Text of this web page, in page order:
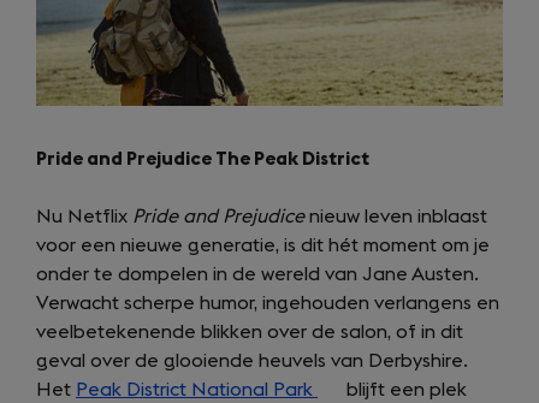
Pride and Prejudice The Peak District
Nu Netflix Pride and Prejudicenieuw leven inblaast
voor een nieuwe generatie, is dit hét moment om je
onder te dompelen in de wereld van Jane Austen.
Verwacht scherpe humor, ingehouden verlangens en
veelbetekenende blikken over de salon, of in dit
geval over de glooiende heuvels van Derbyshire.
Het Peak District National Park
(opens
blijft een plek